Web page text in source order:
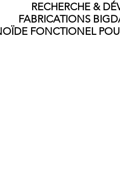
RECHERCHE &
FABRICATIONS
FONCTIONEL